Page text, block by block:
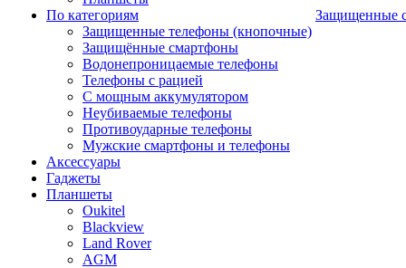
По категориям
Защищенные телефоны (кнопочные)
Защищённые смартфоны
Водонепроницаемые телефоны
Телефоны с рацией
С мощным аккумулятором
Неубиваемые телефоны
Противоударные телефоны
Мужские смартфоны и телефоны
Аксессуары
Гаджеты
Планшеты
Oukitel
Blackview
Land Rover
AGM
Защищенные